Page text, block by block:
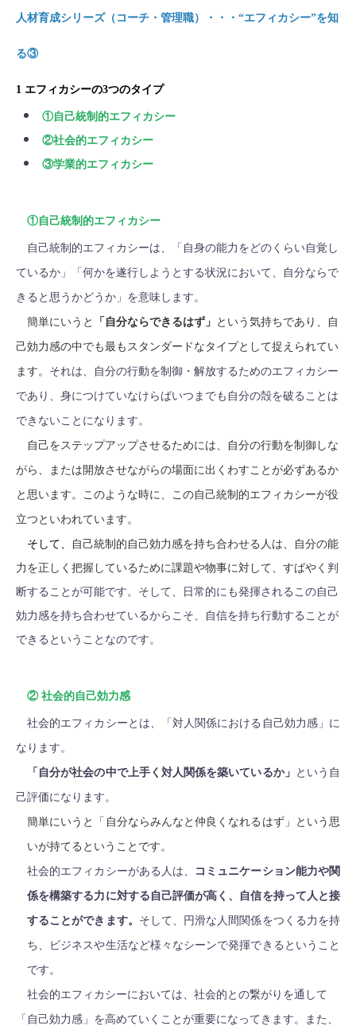
人材育成シリーズ（コーチ・管理職）・・・“エフィカシー”を知
る③
1 エフィカシーの3つのタイプ
①自己統制的エフィカシー
②社会的エフィカシー
③学業的エフィカシー
①自己統制的エフィカシー
自己統制的エフィカシーは、「自身の能力をどのくらい自覚し
ているか」「何かを遂行しようとする状況において、自分ならで
きると思うかどうか」を意味します。
簡単にいうと 「自分ならできるはず」 という気持ちであり、自
己効力感の中でも最もスタンダードなタイプとして捉えられてい
ます。 それは、自分の行動を制御・解放するためのエフィカシー
であり、身につけていなけらばいつまでも自分の殻を破ることは
できないことになります。
自己をステップアップさせるためには、自分の行動を制御しな
がら、または開放させながらの場面に出くわすことが必ずあるか
と思います。このような時に、この自己統制的エフィカシーが役
立つといわれています。
そして、
自己統制的自己効力感を持ち合わせる人は、自分の能
力を正しく把握しているために課題や物事に対して、すばやく 判
断することが可能です。そして、日常的にも発揮されるこの自己
効力感を持ち合わせているからこそ、自信を持ち行動することが
できるということなのです。
② 社会的自己効力感
社会的エフィカシーとは、「対人関係における自己効力感」に
なります。
「自分が社会の中で上手く対人関係を築いているか」 という自
己評価になります。
簡単にいうと「自分ならみんなと仲良くなれるはず」という思
いが持てるということです。
社会的エフィカシーがある人は、 コミュニケーション能力や関
係を構築する力に対する自己評価が高く、自信を持って人と接
することができます。 そして、円滑な人間関係をつくる力を持
ち、ビジネスや生活など様々なシーンで発揮できるということ
です。
社会的エフィカシーにおいては、社会的との繋がりを通して
「自己効力感」を高めていくことが重要になってきます。また、